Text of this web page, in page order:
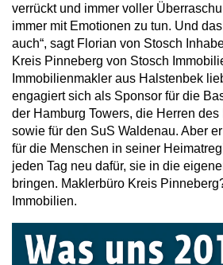
verrückt und immer voller
immer mit Emotionen zu tun. Und
auch“, sagt Florian von Stosch
Kreis Pinneberg von Stosch
Immobilienmakler aus Halstenbek
engagiert sich als Sponsor für die
der Hamburg Towers, die Herren
sowie für den SuS Waldenau. Aber
für die Menschen in seiner
jeden Tag neu dafür, sie in die
bringen. Maklerbüro Kreis
Immobilien.